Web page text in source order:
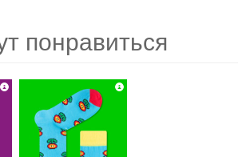
понравиться